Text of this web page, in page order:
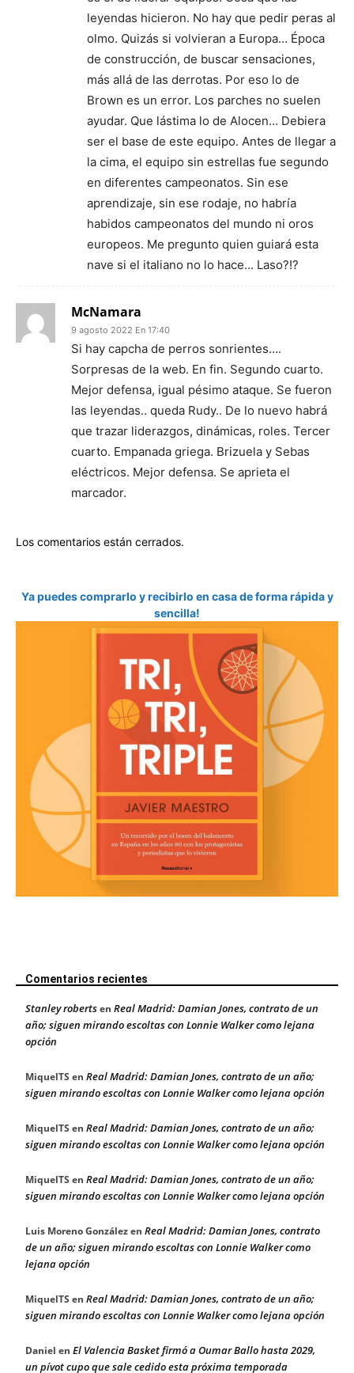
leyendas hicieron. No hay que pedir peras al
olmo. Quizás si volvieran a Europa… Época
de construcción, de buscar sensaciones,
más allá de las derrotas. Por eso lo de
Brown es un error. Los parches no suelen
ayudar. Que lástima lo de Alocen… Debiera
ser el base de este equipo. Antes de llegar a
la cima, el equipo sin estrellas fue segundo
en diferentes campeonatos. Sin ese
aprendizaje, sin ese rodaje, no habría
habidos campeonatos del mundo ni oros
europeos. Me pregunto quien guiará esta
nave si el italiano no lo hace… Laso?!?
McNamara
9 agosto 2022 En 17:40
Si hay capcha de perros sonrientes….
Sorpresas de la web. En fin. Segundo cuarto.
Mejor defensa, igual pésimo ataque. Se fueron
las leyendas.. queda Rudy.. De lo nuevo habrá
que trazar liderazgos, dinámicas, roles. Tercer
cuarto. Empanada griega. Brizuela y Sebas
eléctricos. Mejor defensa. Se aprieta el
marcador.
Los comentarios están cerrados.
Ya puedes comprarlo y recibirlo en casa de forma rápida y
sencilla!
Comentarios recientes
Stanley robertsen Real Madrid: Damian Jones, contrato de un
año; siguen mirando escoltas con Lonnie Walker como lejana
opción
MiquelTS en Real Madrid: Damian Jones, contrato de un año;
siguen mirando escoltas con Lonnie Walker como lejana opción
MiquelTS en Real Madrid: Damian Jones, contrato de un año;
siguen mirando escoltas con Lonnie Walker como lejana opción
MiquelTS en Real Madrid: Damian Jones, contrato de un año;
siguen mirando escoltas con Lonnie Walker como lejana opción
Luis Moreno Gonzálezen Real Madrid: Damian Jones, contrato
de un año; siguen mirando escoltas con Lonnie Walker como
lejana opción
MiquelTS en Real Madrid: Damian Jones, contrato de un año;
siguen mirando escoltas con Lonnie Walker como lejana opción
Daniel en El Valencia Basket firmó a Oumar Ballo hasta 2029,
un pívot cupo que sale cedido esta próxima temporada